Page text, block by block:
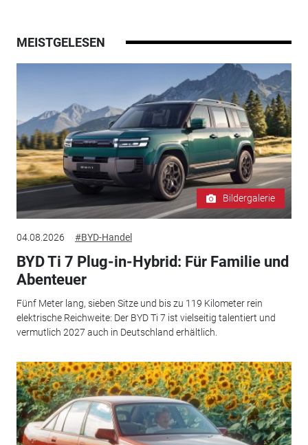
MEISTGELESEN
Bildergalerie
04.08.2026 #BYD-Handel
BYD Ti 7 Plug-in-Hybrid: Für Familie und
Abenteuer
Fünf Meter lang, sieben Sitze und bis zu 119 Kilometer rein
elektrische Reichweite: Der BYD Ti 7 ist vielseitig talentiert und
vermutlich 2027 auch in Deutschland erhältlich.